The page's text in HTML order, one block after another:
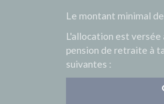
Le montant minimal
L'allocation est
pension de retraite à
suivantes :